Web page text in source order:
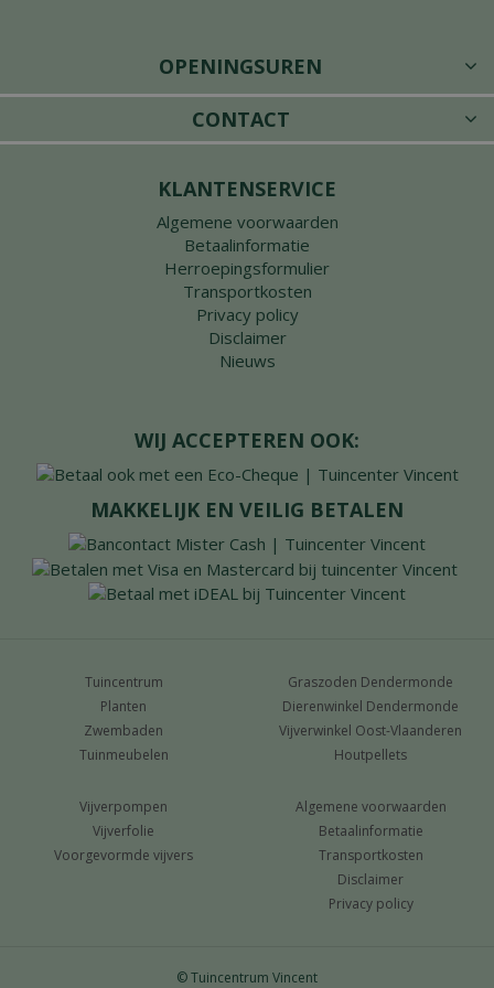
OPENINGSUREN
CONTACT
KLANTENSERVICE
Algemene voorwaarden
Betaalinformatie
Herroepingsformulier
Transportkosten
Privacy policy
Disclaimer
Nieuws
WIJ ACCEPTEREN OOK:
MAKKELIJK EN VEILIG BETALEN
Tuincentrum
Planten
Zwembaden
Tuinmeubelen
Graszoden Dendermonde
Dierenwinkel Dendermonde
Vijverwinkel Oost-Vlaanderen
Houtpellets
Vijverpompen
Vijverfolie
Voorgevormde vijvers
Algemene voorwaarden
Betaalinformatie
Transportkosten
Disclaimer
Privacy policy
© Tuincentrum Vincent